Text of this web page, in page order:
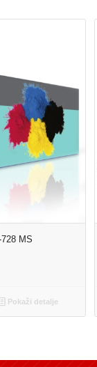
MS
Pokaži detalje